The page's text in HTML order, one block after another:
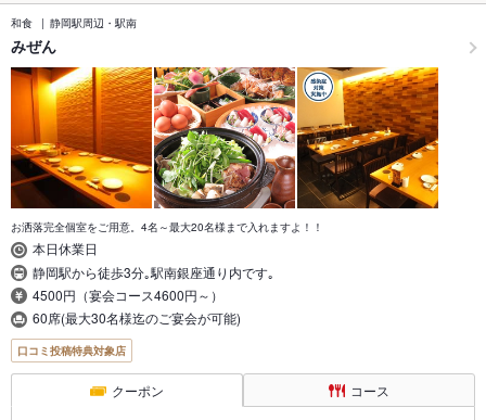
和食 静岡駅周辺・駅南
みぜん
お洒落完全個室をご用意。4名～最大20名様まで入れますよ！！
本日休業日
静岡駅から徒歩3分｡駅南銀座通り内です｡
4500円（宴会コース4600円～）
60席(最大30名様迄のご宴会が可能)
口コミ投稿特典対象店
クーポン コース